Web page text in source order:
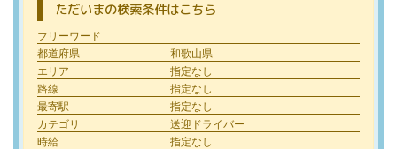
ただいまの検索条件はこちら
フリーワード
都道府県
和歌山県
エリア
指定なし
路線
指定なし
最寄駅
指定なし
カテゴリ
送迎ドライバー
時給
指定なし